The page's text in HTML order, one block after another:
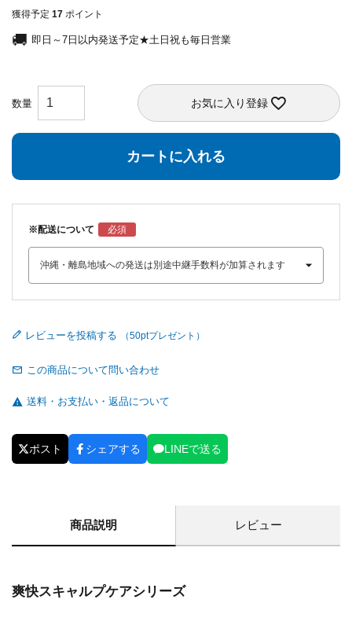
獲得予定 17 ポイント
即日～7日以内発送予定★土日祝も毎日営業
お気に入り登録
カートに入れる
※配送について
レビューを投稿する
この商品について問い合わせ
送料・お支払い・返品について
ポスト シェアする LINEで送る
商品説明 レビュー
爽快スキャルプケアシリーズ